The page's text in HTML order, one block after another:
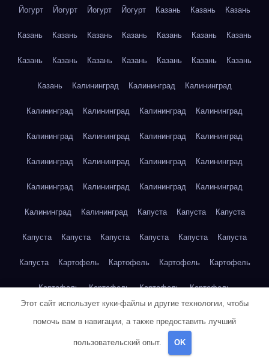
Йогурт Йогурт Йогурт Йогурт Казань Казань Казань
Казань Казань Казань Казань Казань Казань Казань
Казань Казань Казань Казань Казань Казань Казань
Казань Калининград Калининград Калининград
Калининград Калининград Калининград Калининград
Калининград Калининград Калининград Калининград
Калининград Калининград Калининград Калининград
Калининград Калининград Калининград Калининград
Калининград Калининград Капуста Капуста Капуста
Капуста Капуста Капуста Капуста Капуста Капуста
Капуста Картофель Картофель Картофель Картофель
Картофель Картофель Картофель Картофель
Кейптаун Кейптаун
Этот сайт использует куки-файлы и другие технологии, чтобы
помочь вам в навигации, а также предоставить лучший
пользовательский опыт. OK